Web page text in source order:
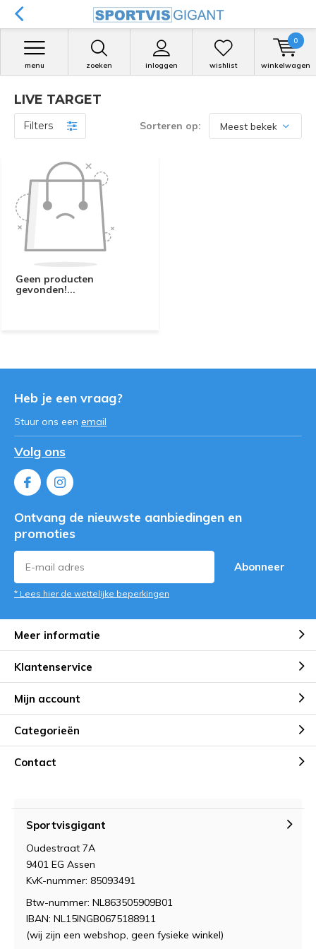
zoeken inloggen
menu wishlist winkelwagen
0
LIVE TARGET
Filters Sorteren op:
Geen producten
gevonden!...
Heb je een vraag?
Stuur ons een email
Volg ons
Ontvang de nieuwste aanbiedingen en
promoties
Abonneer
* Lees hier de wettelijke beperkingen
Meer informatie
Klantenservice
Mijn account
Categorieën
Contact
Sportvisgigant
Oudestraat 7A
9401 EG Assen
KvK-nummer: 85093491
Btw-nummer: NL863505909B01
IBAN: NL15INGB0675188911
(wij zijn een webshop, geen fysieke winkel)